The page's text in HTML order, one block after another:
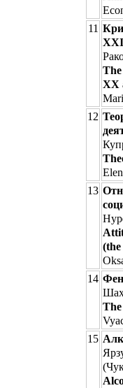
11
ХХI
XX
12
13
14
15